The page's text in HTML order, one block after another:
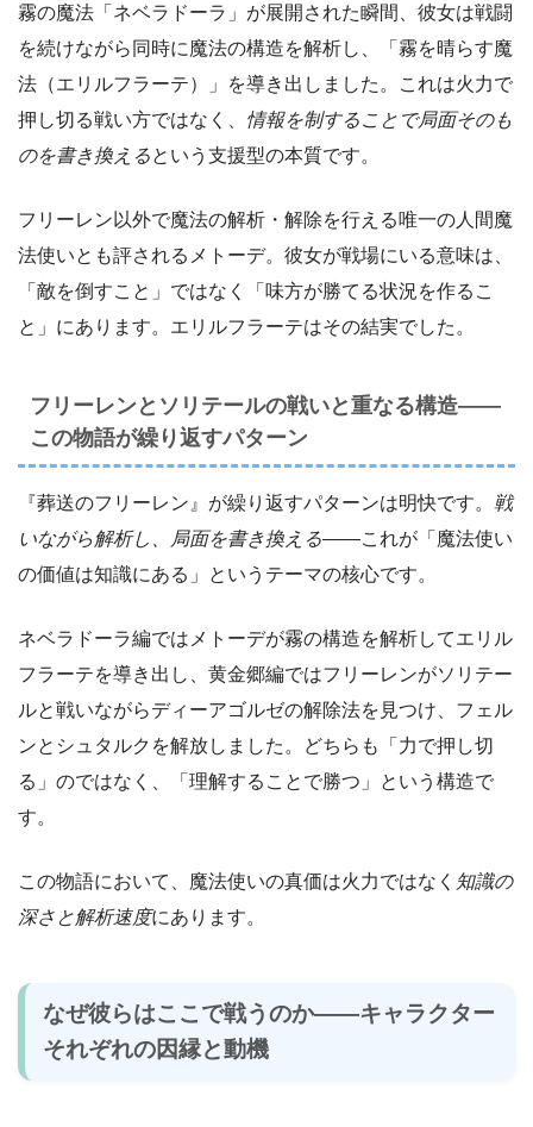
霧の魔法「ネベラドーラ」が展開された瞬間、彼女は戦闘
を続けながら同時に魔法の構造を解析し、「霧を晴らす魔
法（エリルフラーテ）」を導き出しました。これは火力で
押し切る戦い方ではなく、 情報を制することで局面そのも
のを書き換えるという支援型の本質です。
フリーレン以外で魔法の解析・解除を行える唯一の人間魔
法使いとも評されるメトーデ。彼女が戦場にいる意味は、
「敵を倒すこと」ではなく「味方が勝てる状況を作るこ
と」にあります。エリルフラーテはその結実でした。
フリーレンとソリテールの戦いと重なる構造――
この物語が繰り返すパターン
『葬送のフリーレン』が繰り返すパターンは明快です。 戦
いながら解析し、局面を書き換える――これが「魔法使い
の価値は知識にある」というテーマの核心です。
ネベラドーラ編ではメトーデが霧の構造を解析してエリル
フラーテを導き出し、黄金郷編ではフリーレンがソリテー
ルと戦いながらディーアゴルゼの解除法を見つけ、フェル
ンとシュタルクを解放しました。どちらも「力で押し切
る」のではなく、「理解することで勝つ」という構造で
す。
この物語において、魔法使いの真価は火力ではなく 知識の
深さと解析速度にあります。
なぜ彼らはここで戦うのか――キャラクター
それぞれの因縁と動機